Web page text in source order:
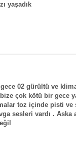
yaşadık
02 gürültü ve
çok kötü bir gece
toz içinde pisti ve
sesleri vardı . Aska